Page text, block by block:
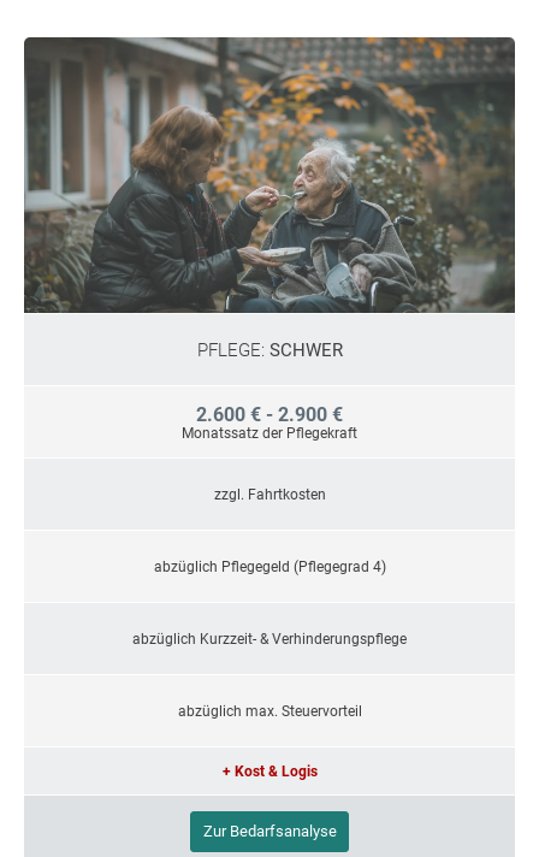
PFLEGE: SCHWER
2.600 € - 2.900 €
Monatssatz der Pflegekraft
zzgl. Fahrtkosten
abzüglich Pflegegeld (Pflegegrad 4)
abzüglich Kurzzeit- & Verhinderungspflege
abzüglich max. Steuervorteil
+ Kost & Logis
Zur Bedarfsanalyse